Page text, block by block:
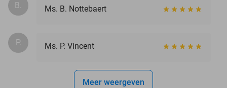
B. Ms. B. Nottebaert
P. Ms. P. Vincent
Meer weergeven